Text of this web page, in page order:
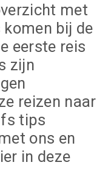
met
bij de
eerste reis
zijn
reizen naar
tips
ons en
in deze